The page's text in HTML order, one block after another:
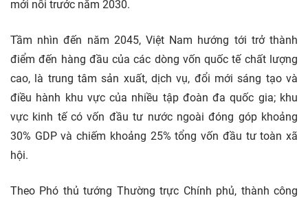
mới nổi trước năm 2030.
Tầm nhìn đến năm 2045, Việt Nam hướng tới trở thành
điểm đến hàng đầu của các dòng vốn quốc tế chất lượng
cao, là trung tâm sản xuất, dịch vụ, đổi mới sáng tạo và
điều hành khu vực của nhiều tập đoàn đa quốc gia; khu
vực kinh tế có vốn đầu tư nước ngoài đóng góp khoảng
30% GDP và chiếm khoảng 25% tổng vốn đầu tư toàn xã
hội.
Theo Phó thủ tướng Thường trực Chính phủ, thành công